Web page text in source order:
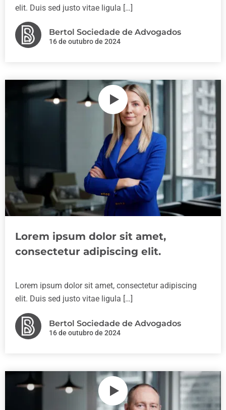
elit. Duis sed justo vitae ligula […]
Bertol Sociedade de Advogados
16 de outubro de 2024
Lorem ipsum dolor sit amet,
consectetur adipiscing elit.
Lorem ipsum dolor sit amet, consectetur adipiscing
elit. Duis sed justo vitae ligula […]
Bertol Sociedade de Advogados
16 de outubro de 2024